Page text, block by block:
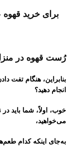
رُست قهوه در
بنابراین، هنگام تفت
انجام دهید؟
خوب، اولاً، شما باید
می‌خواهید،
به‌جای اینکه کدام